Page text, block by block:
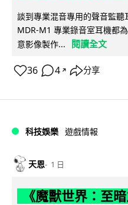
談到專業混音專用的聲音監
MDR-M1 專業錄音室耳機都
意影像製作...
閱讀全文
36 4 ↗ 分享
科技娛樂 遊戲情報
天恩 1 日
《魔獸世界：至